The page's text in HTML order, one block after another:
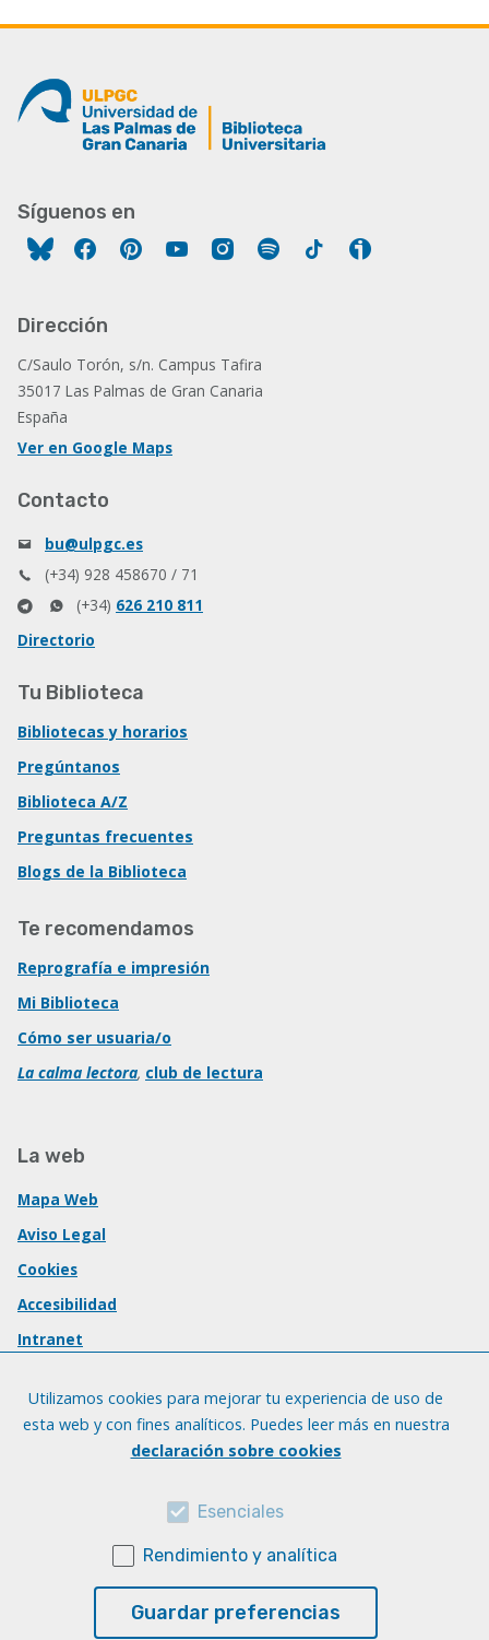
Síguenos en
FacebookPinterestYouTubeInstagram
Spotify Tiktok
Dirección
C/Saulo Torón, s/n. Campus Tafira
35017 Las Palmas de Gran Canaria
España
Ver en Google Maps
Contacto
bu@ulpgc.es
(+34) 928 458670 / 71
(+34) 626 210 811
Directorio
Tu Biblioteca
Bibliotecas y horarios
Pregúntanos
Biblioteca A/Z
Preguntas frecuentes
Blogs de la Biblioteca
Te recomendamos
Reprografía e impresión
Mi Biblioteca
Cómo ser usuaria/o
La calma lectora, club de lectura
La web
Mapa Web
Aviso Legal
Cookies
Accesibilidad
Intranet
Utilizamos cookies para mejorar tu experiencia de uso de
esta web y con fines analíticos. Puedes leer más en nuestra
declaración sobre cookies
Esenciales
Rendimiento y analítica
Guardar preferencias